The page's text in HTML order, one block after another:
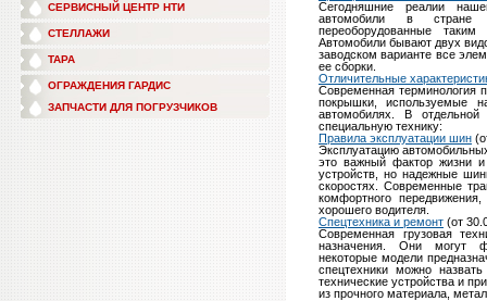
СЕРВИСНЫЙ ЦЕНТР НТИ
СТЕЛЛАЖИ
ТАРА
ОГРАЖДЕНИЯ ГАРДИС
ЗАПЧАСТИ ДЛЯ ПОГРУЗЧИКОВ
Сегодняшние реалии
автомобили в стране
переоборудованные
Автомобили бывают двух
заводском варианте все
ее сборки.
Отличительные
Современная терминология
покрышки, используемые
автомобилях. В
специальную технику:
Правила эксплуатации шин
Эксплуатацию
это важный фактор жизни
устройств, но надежные
скоростях. Современные
комфортного
хорошего водителя.
Спецтехника и ремонт (от
Современная грузовая
назначения. Они могут
некоторые модели
спецтехники можно
технические устройства и
из прочного материала,